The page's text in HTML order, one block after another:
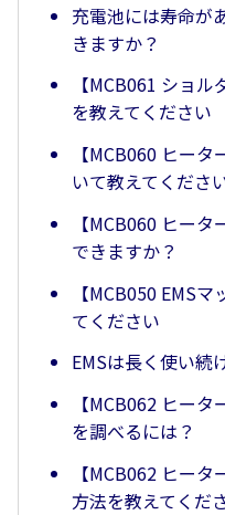
充電池には寿命が
きますか？
【MCB061 ショ
を教えてください
【MCB060 ヒー
いて教えてくださ
【MCB060 ヒー
できますか？
【MCB050 EMS
てください
EMSは長く使い続
【MCB062 ヒー
を調べるには？
【MCB062 ヒー
方法を教えてくだ